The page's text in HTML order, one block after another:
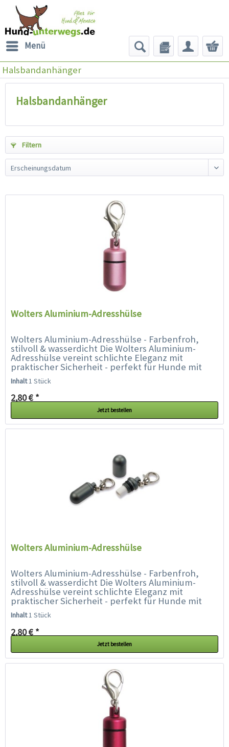
Menü
Halsbandanhänger
Halsbandanhänger
Filtern
Wolters Aluminium-Adresshülse
Wolters Aluminium-Adresshülse - Farbenfroh,
stilvoll & wasserdicht Die Wolters Aluminium-
Adresshülse vereint schlichte Eleganz mit
praktischer Sicherheit - perfekt für Hunde mit
Stil. Ob Prinz oder Prinzessin,...
Inhalt1 Stück
2,80 € *
Jetzt bestellen
Wolters Aluminium-Adresshülse
Wolters Aluminium-Adresshülse - Farbenfroh,
stilvoll & wasserdicht Die Wolters Aluminium-
Adresshülse vereint schlichte Eleganz mit
praktischer Sicherheit - perfekt für Hunde mit
Stil. Ob Prinz oder Prinzessin,...
Inhalt1 Stück
2,80 € *
Jetzt bestellen